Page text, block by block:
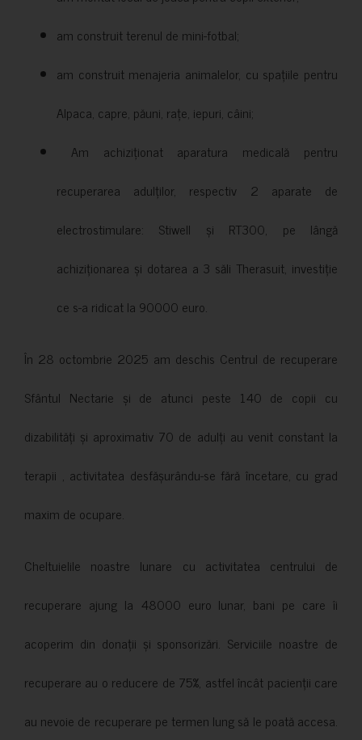
am construit terenul de mini-fotbal;
am construit menajeria animalelor, cu spațiile pentru
Alpaca, capre, păuni, rațe, iepuri, câini;
Am achiziționat aparatura medicală pentru
recuperarea adulților, respectiv 2 aparate de
electrostimulare: Stiwell și RT300, pe lângă
achiziționarea și dotarea a 3 săli Therasuit, investiție
ce s-a ridicat la 90000 euro.
În 28 octombrie 2025 am deschis Centrul de recuperare
Sfântul Nectarie și de atunci peste 140 de copii cu
dizabilități și aproximativ 70 de adulți au venit constant la
terapii , activitatea desfășurându-se fără încetare, cu grad
maxim de ocupare.
Cheltuielile noastre lunare cu activitatea centrului de
recuperare ajung la 48000 euro lunar, bani pe care îi
acoperim din donații și sponsorizări. Serviciile noastre de
recuperare au o reducere de 75%, astfel încât pacienții care
au nevoie de recuperare pe termen lung să le poată accesa.